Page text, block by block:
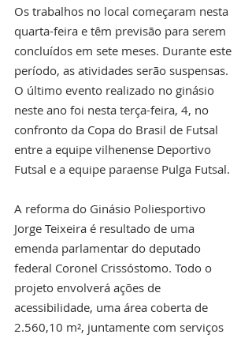
Os trabalhos no local começaram nesta
quarta-feira e têm previsão para serem
concluídos em sete meses. Durante este
período, as atividades serão suspensas.
O último evento realizado no ginásio
neste ano foi nesta terça-feira, 4, no
confronto da Copa do Brasil de Futsal
entre a equipe vilhenense Deportivo
Futsal e a equipe paraense Pulga Futsal.
A reforma do Ginásio Poliesportivo
Jorge Teixeira é resultado de uma
emenda parlamentar do deputado
federal Coronel Crissóstomo. Todo o
projeto envolverá ações de
acessibilidade, uma área coberta de
2.560,10 m², juntamente com serviços